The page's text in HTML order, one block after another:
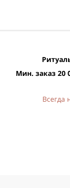
Мин. заказ 20
Всегда